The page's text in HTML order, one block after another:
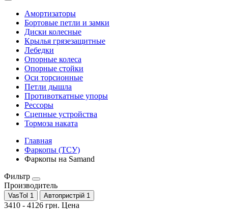
Амортизаторы
Бортовые петли и замки
Диски колесные
Крылья грязезащитные
Лебедки
Опорные колеса
Опорные стойки
Оси торсионные
Петли дышла
Противоткатные упоры
Рессоры
Сцепные устройства
Тормоза наката
Главная
Фаркопы (ТСУ)
Фаркопы на Samand
Фильтр
Производитель
VasTol 1 Автопристрій 1
3410 - 4126 грн. Цена